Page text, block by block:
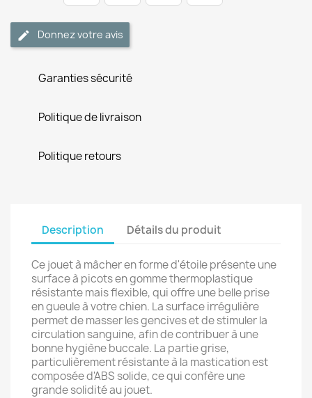
Donnez votre avis
Garanties sécurité
Politique de livraison
Politique retours
Description Détails du produit
Ce jouet à mâcher en forme d'étoile présente une
surface à picots en gomme thermoplastique
résistante mais flexible, qui offre une belle prise
en gueule à votre chien. La surface irrégulière
permet de masser les gencives et de stimuler la
circulation sanguine, afin de contribuer à une
bonne hygiène buccale. La partie grise,
particulièrement résistante à la mastication est
composée d'ABS solide, ce qui confère une
grande solidité au jouet.